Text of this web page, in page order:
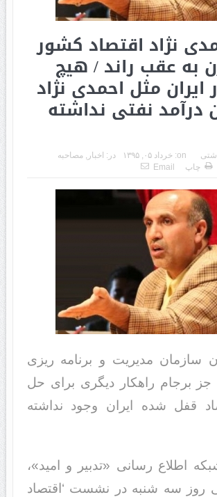
نژاد اقتصاد کشور
به عقب راند / هیچ
ایران مثل احمدی نژاد
درآمد نفتی نداشته
on: خرداد ۰۵, ۱۳۹۵ در: اخبار , مصاحبه
چاپ Email
سازمان مدیریت و برنامه ریزی
برجام راهکار دیگری برای حل
قفل شده ایران وجود نداشته
اطلاع رسانی «تدبیر و امید»،
روز سه شنبه در نشست ‘اقتصاد